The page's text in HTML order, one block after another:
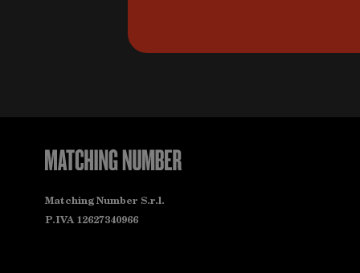
Matching Number S.r.l.
P.IVA 12627340966